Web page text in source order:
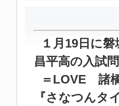
１月19日に
昌平高の入試
＝LOVE 諸
『さなつんタ